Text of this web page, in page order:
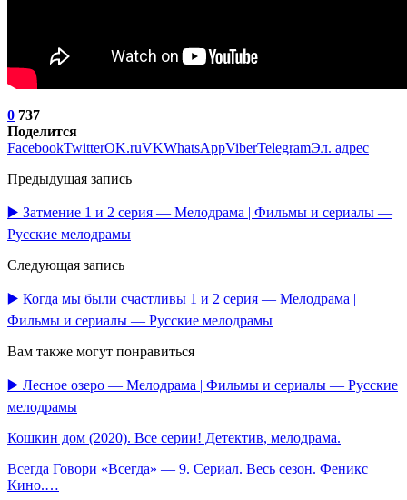
0 737
Поделится
FacebookTwitterOK.ruVKWhatsAppViberTelegramЭл. адрес
Предыдущая запись
▶️ Затмение 1 и 2 серия — Мелодрама | Фильмы и сериалы —
Русские мелодрамы
Следующая запись
▶️ Когда мы были счастливы 1 и 2 серия — Мелодрама |
Фильмы и сериалы — Русские мелодрамы
Вам также могут понравиться
▶️ Лесное озеро — Мелодрама | Фильмы и сериалы — Русские
мелодрамы
Кошкин дом (2020). Все серии! Детектив, мелодрама.
Всегда Говори «Всегда» — 9. Сериал. Весь сезон. Феникс
Кино.…